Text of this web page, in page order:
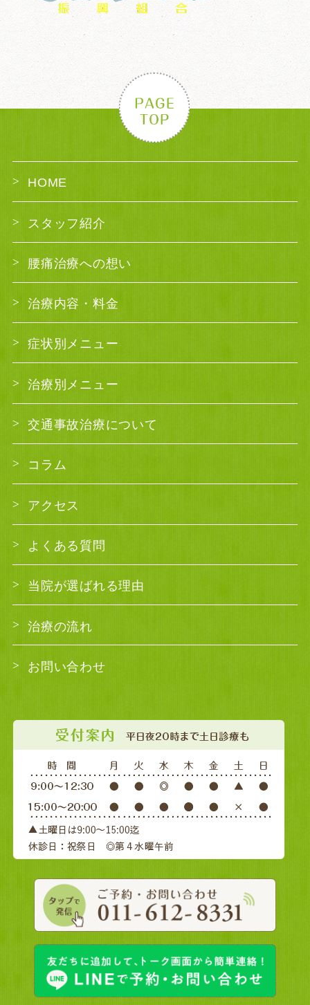
HOME
スタッフ紹介
腰痛治療への想い
治療内容・料金
症状別メニュー
治療別メニュー
交通事故治療について
コラム
アクセス
よくある質問
当院が選ばれる理由
治療の流れ
お問い合わせ